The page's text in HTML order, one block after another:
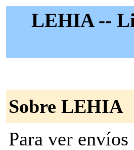
LEHIA --
Sobre LEHIA
Para ver